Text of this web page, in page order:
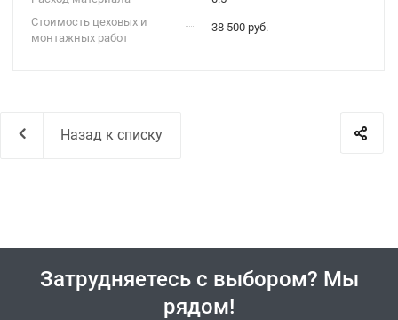
Стоимость цеховых и
монтажных работ
38 500 руб.
Назад к списку
Затрудняетесь с выбором? Мы
рядом!